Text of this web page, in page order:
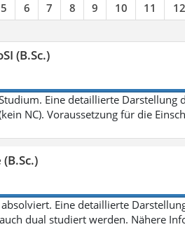
5 6 7 8 9 10 11 12
(B.Sc.)
Eine detaillierte
NC). Voraussetzung für die
Eine detaillierte
dual studiert werden. Nähere